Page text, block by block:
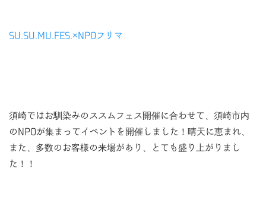
SU.SU.MU.FES.×NPOフリマ
須崎ではお馴染みのススムフェス開催に合わせて、須崎市内
のNPOが集まってイベントを開催しました！晴天に恵まれ、
また、多数のお客様の来場があり、とても盛り上がりまし
た！！